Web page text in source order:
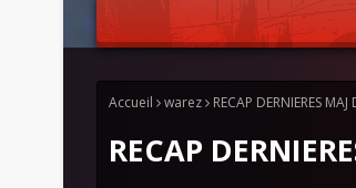
Accueil warez RECAP DERNIERES
RECAP